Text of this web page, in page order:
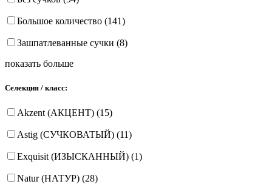
Большое количество (141)
Зашпатлеванные сучки (8)
показать больше
Селекция / класс:
Akzent (АКЦЕНТ) (15)
Astig (СУЧКОВАТЫЙ) (11)
Exquisit (ИЗЫСКАННЫЙ) (1)
Natur (НАТУР) (28)